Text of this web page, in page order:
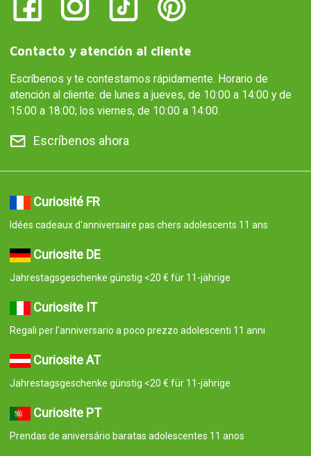
Contacto y atención al cliente
Escríbenos y te contestamos rápidamente. Horario de
atención al cliente: de lunes a jueves, de 10:00 a 14:00 y de
15:00 a 18:00; los viernes, de 10:00 a 14:00.
Escríbenos ahora
Curiosité FR
Idées cadeaux d'anniversaire pas chers adolescents 11 ans
Curiosite DE
Jahrestagsgeschenke günstig <20 € für 11-jährige
Curiosite IT
Regali per l'anniversario a poco prezzo adolescenti 11 anni
Curiosite AT
Jahrestagsgeschenke günstig <20 € für 11-jährige
Curiosite PT
Prendas de aniversário baratas adolescentes 11 anos